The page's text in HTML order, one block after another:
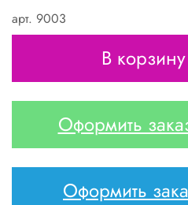
арт. 9003
В корзину
Оформить
Оформить